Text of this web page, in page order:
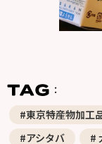
#東京特産物加工
#アシタバ
#